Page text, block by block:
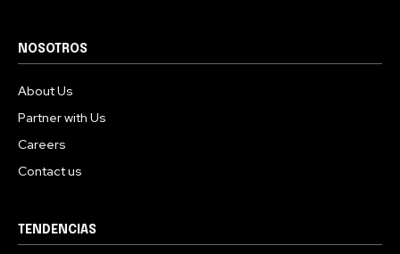
NOSOTROS
About Us
Partner with Us
Careers
Contact us
TENDENCIAS